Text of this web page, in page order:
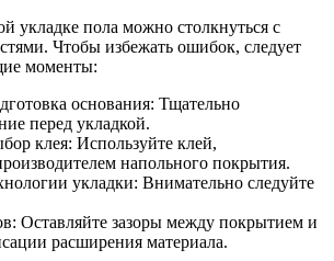
укладке пола можно столкнуться с
Чтобы избежать ошибок, следует
моменты:
основания: Тщательно
перед укладкой.
клея: Используйте клей,
напольного покрытия.
укладки: Внимательно следуйте
Оставляйте зазоры между покрытием и
расширения материала.